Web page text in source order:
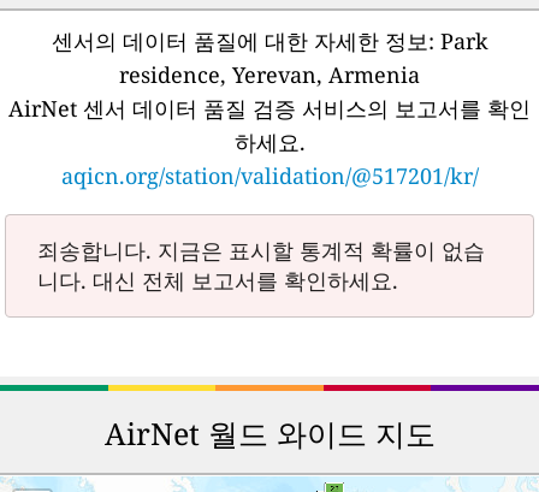
센서의 데이터 품질에 대한 자세한 정보: Park
residence, Yerevan, Armenia
AirNet 센서 데이터 품질 검증 서비스의 보고서를 확인
하세요.
aqicn.org/station/validation/@517201/kr/
죄송합니다. 지금은 표시할 통계적 확률이 없습
니다. 대신 전체 보고서를 확인하세요.
AirNet 월드 와이드 지도